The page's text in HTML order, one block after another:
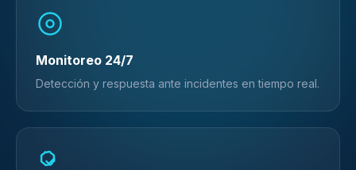
Monitoreo 24/7
Detección y respuesta ante incidentes en tiempo real.